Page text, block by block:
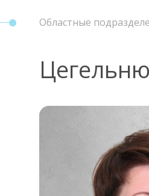
Областные